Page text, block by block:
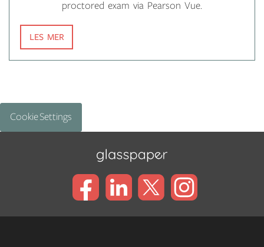
proctored exam via Pearson Vue.
LES MER
Cookie Settings